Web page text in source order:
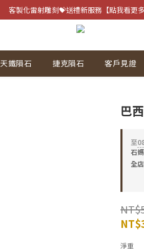
客製化雷射雕刻💝送禮新服務【點我看更多
客製化雷射雕刻💝送禮新服務【點我看更多
避邪防小人⚡指定黑曜石 任選兩件75折
客製化雷射雕刻💝送禮新服務【點我看更
天鐵隕石 捷克隕石 客戶見證
巴
至
石
全
淨重